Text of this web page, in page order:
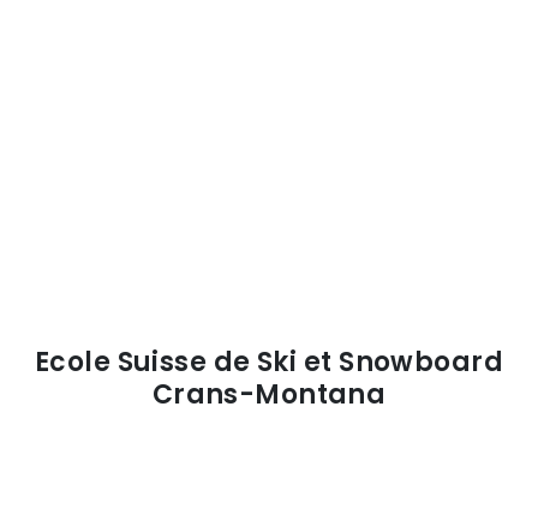
Ecole Suisse de Ski et Snowboard
Crans-Montana